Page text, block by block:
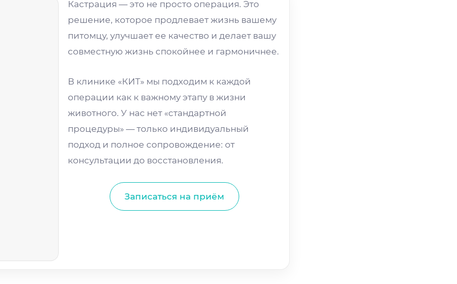
141420, г.о. Химки, мкр.
Сходня, 4-й Мичуринский тупик, 5
Кастрация — это не просто операция. Это
решение, которое продлевает жизнь вашему
питомцу, улучшает ее качество и делает вашу
совместную жизнь спокойнее и гармоничнее.
В клинике «КИТ» мы подходим к каждой
операции как к важному этапу в жизни
животного. У нас нет «стандартной
процедуры» — только индивидуальный
подход и полное сопровождение: от
консультации до восстановления.
Записаться на приём